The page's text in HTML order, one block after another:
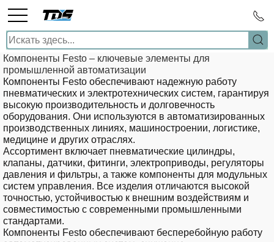
Компоненты Festo – ключевые элементы для
промышленной автоматизации
Компоненты Festo обеспечивают надежную работу
пневматических и электротехнических систем, гарантируя
высокую производительность и долговечность
оборудования. Они используются в автоматизированных
производственных линиях, машиностроении, логистике,
медицине и других отраслях.
Ассортимент включает пневматические цилиндры,
клапаны, датчики, фитинги, электроприводы, регуляторы
давления и фильтры, а также компоненты для модульных
систем управления. Все изделия отличаются высокой
точностью, устойчивостью к внешним воздействиям и
совместимостью с современными промышленными
стандартами.
Компоненты Festo обеспечивают бесперебойную работу